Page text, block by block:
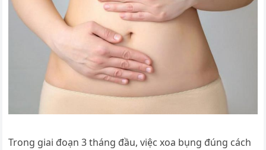
Trong giai đoạn 3 tháng đầu, việc xoa bụng đúng cách